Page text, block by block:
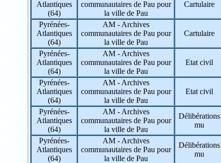
984 => Terres Australes et Antarctiques
986 => Wallis et Futuna
987 => Polynésie Française
988 => Nouvelle-Calédonie
Atlantiques
(64)
communautaires de Pau pour
la ville de Pau
Cartulaire
Pyrénées-
Atlantiques
(64)
AM - Archives
communautaires de Pau pour
la ville de Pau
Cartulaire
Pyrénées-
Atlantiques
(64)
AM - Archives
communautaires de Pau pour
la ville de Pau
Etat civil
Pyrénées-
Atlantiques
(64)
AM - Archives
communautaires de Pau pour
la ville de Pau
Etat civil
Pyrénées-
Atlantiques
(64)
AM - Archives
communautaires de Pau pour
la ville de Pau
Délibérations
mu
Pyrénées-
Atlantiques
(64)
AM - Archives
communautaires de Pau pour
la ville de Pau
Délibérations
mu